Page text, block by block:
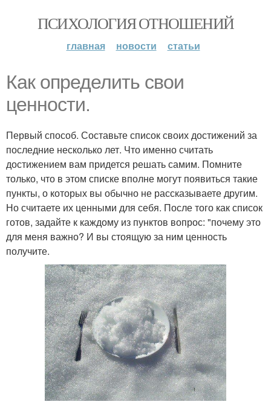
ПСИХОЛОГИЯ ОТНОШЕНИЙ
главная новости статьи
Как определить свои
ценности.
Первый способ. Составьте список своих достижений за
последние несколько лет. Что именно считать
достижением вам придется решать самим. Помните
только, что в этом списке вполне могут появиться такие
пункты, о которых вы обычно не рассказываете другим.
Но считаете их ценными для себя. После того как список
готов, задайте к каждому из пунктов вопрос: "почему это
для меня важно? И вы стоящую за ним ценность
получите.